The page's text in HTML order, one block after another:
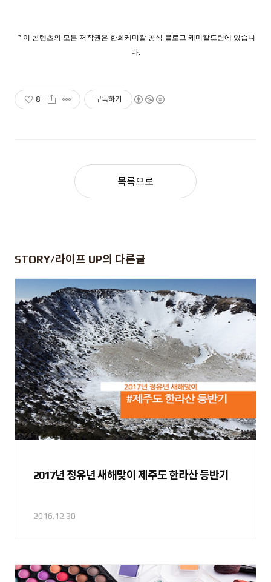
* 이 콘텐츠의 모든 저작권은 한화케미칼 공식 블로그 케미칼드림에 있습니
다.
8 구독하기
목록으로
STORY/라이프 UP의 다른글
2017년 정유년 새해맞이 제주도 한라산 등반기
2016.12.30